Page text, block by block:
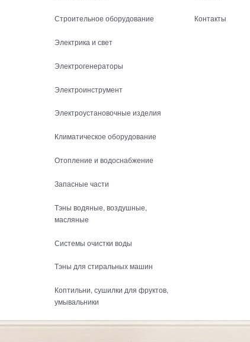
Строительное оборудование
Электрика и свет
Электрогенераторы
Электроинструмент
Электроустановочные изделия
Климатическое оборудование
Отопление и водоснабжение
Запасные части
Тэны водяные, воздушные,
масляные
Системы очистки воды
Тэны для стиральных машин
Коптильни, сушилки для фруктов,
умывальники
Контакты